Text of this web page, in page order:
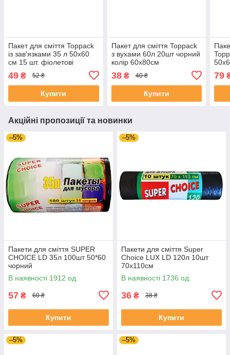
Пакет для сміття Toppack
із зав'язками 35 л 50х60
см 15 шт. фіолетові
49 ₴ 52 ₴
Купити
Пакет для сміття Toppack
з вухами 60л 20шт чорний
колір 60х80см
38₴ 40 ₴
Купити
79
Акційні пропозиції та новинки
–5%
Пакети для сміття SUPER
CHOICE LD 35л 100шт 50*60
чорний
В наявності 1912 од.
57 ₴ 60 ₴
Купити
–5%
Пакети для сміття Super
Choice LUX LD 120л 10шт
70х110см
В наявності 1736 од.
36 ₴ 38 ₴
Купити
–5% –5%